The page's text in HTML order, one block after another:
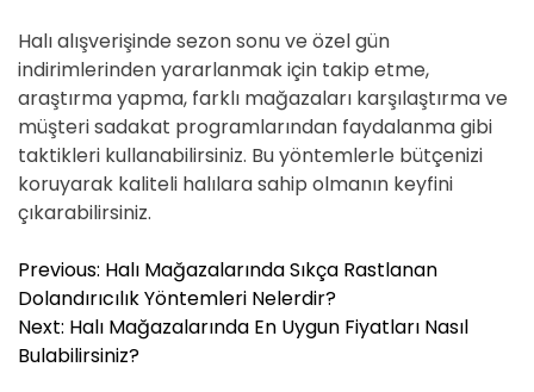
Halı alışverişinde sezon sonu ve özel gün
indirimlerinden yararlanmak için takip etme,
araştırma yapma, farklı mağazaları karşılaştırma ve
müşteri sadakat programlarından faydalanma gibi
taktikleri kullanabilirsiniz. Bu yöntemlerle bütçenizi
koruyarak kaliteli halılara sahip olmanın keyfini
çıkarabilirsiniz.
Y
a
z
ı
Previous: Halı Mağazalarında Sıkça Rastlanan
Dolandırıcılık Yöntemleri Nelerdir?
Next: Halı Mağazalarında En Uygun Fiyatları Nasıl
Bulabilirsiniz?